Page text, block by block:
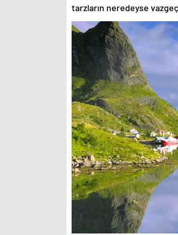
tarzların neredeyse